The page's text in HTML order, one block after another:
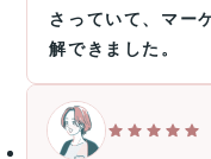
さっていて、マー
解できました。